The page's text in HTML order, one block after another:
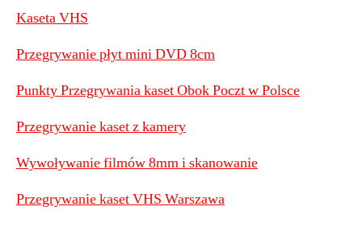
Kaseta VHS
Przegrywanie płyt mini DVD 8cm
Punkty Przegrywania kaset Obok Poczt w Polsce
Przegrywanie kaset z kamery
Wywoływanie filmów 8mm i skanowanie
Przegrywanie kaset VHS Warszawa